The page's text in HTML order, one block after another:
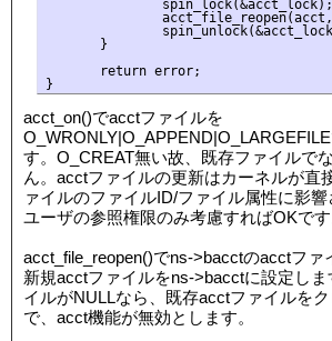
               spin_lock(&acct_lock);
       }
       return error;
acct_on()でacctファイルを
す。O_CREAT無い故、既存ファイルで
ん。acctファイルの更新はカーネルが直
ァイルのファイルID/ファイル属性に影
ユーザの参照権限のみ考慮すればOKです
acct_file_reopen()でns->bacctのacctファ
新規acctファイルをns->bacctに設定し
イルがNULLなら、既存acctファイルを
で、acct機能が無効とします。